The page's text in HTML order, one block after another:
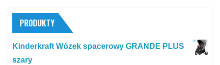
PRODUKTY
Kinderkraft Wózek spacerowy GRANDE PLUS
szary